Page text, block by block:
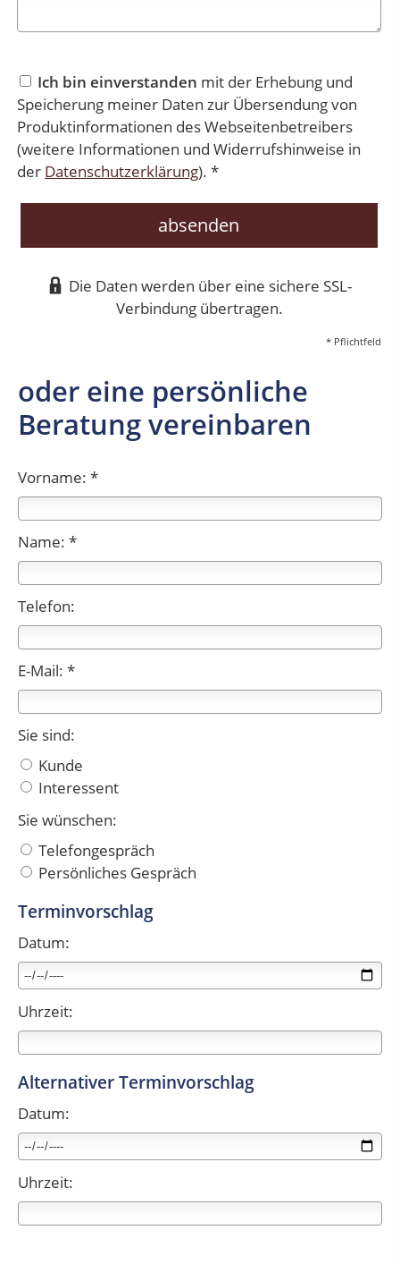
Ich bin einverstanden mit der Erhebung und
Speicherung meiner Daten zur Übersendung von
Produktinformationen des Webseitenbetreibers
(weitere Informationen und Widerrufshinweise in
der Datenschutzerklärung). *
absenden
Die Daten werden über eine sichere SSL-
Verbindung übertragen.
* Pflichtfeld
oder eine persönliche
Beratung vereinbaren
Vorname: *
Name: *
Telefon:
E-Mail: *
Sie sind:
Kunde
Interessent
Sie wünschen:
Telefongespräch
Persönliches Gespräch
Terminvorschlag
Datum:
Uhrzeit:
Alternativer Terminvorschlag
Datum:
Uhrzeit: